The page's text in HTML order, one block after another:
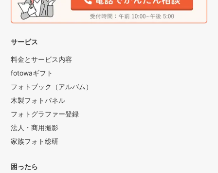
サービス
料金とサービス内容
fotowaギフト
フォトブック（アルバム）
木製フォトパネル
フォトグラファー登録
法人・商用撮影
家族フォト総研
困ったら